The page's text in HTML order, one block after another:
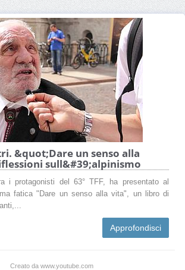
&quot;Dare un senso alla
sull&#39;alpinismo
i protagonisti del 63° TFF, ha presentato al
fatica "Dare un senso alla vita", un libro di
Approfondisci
Creato da www.youtube.com